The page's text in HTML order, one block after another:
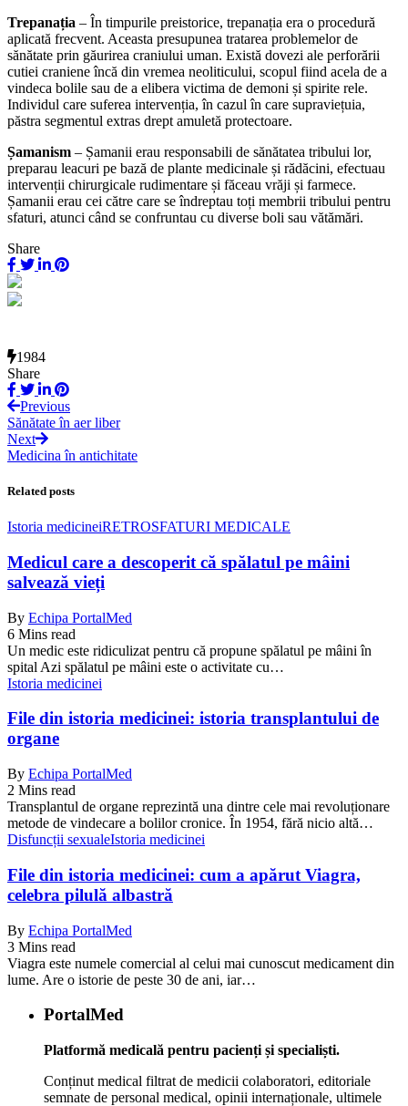
Trepanația – În timpurile preistorice, trepanația era o procedură
aplicată frecvent. Aceasta presupunea tratarea problemelor de
sănătate prin găurirea craniului uman. Există dovezi ale perforării
cutiei craniene încă din vremea neoliticului, scopul fiind acela de a
vindeca bolile sau de a elibera victima de demoni și spirite rele.
Individul care suferea intervenția, în cazul în care supraviețuia,
păstra segmentul extras drept amuletă protectoare.
Șamanism – Șamanii erau responsabili de sănătatea tribului lor,
preparau leacuri pe bază de plante medicinale și rădăcini, efectuau
intervenții chirurgicale rudimentare și făceau vrăji și farmece.
Șamanii erau cei către care se îndreptau toți membrii tribului pentru
sfaturi, atunci când se confruntau cu diverse boli sau vătămări.
Share
1984
Share
Previous
Sănătate în aer liber
Next
Medicina în antichitate
Related posts
Istoria medicineiRETROSFATURI MEDICALE
Medicul care a descoperit că spălatul pe mâini
salvează vieți
By Echipa PortalMed
6 Mins read
Un medic este ridiculizat pentru că propune spălatul pe mâini în
spital Azi spălatul pe mâini este o activitate cu…
Istoria medicinei
File din istoria medicinei: istoria transplantului de
organe
By Echipa PortalMed
2 Mins read
Transplantul de organe reprezintă una dintre cele mai revoluționare
metode de vindecare a bolilor cronice. În 1954, fără nicio altă…
Disfuncții sexualeIstoria medicinei
File din istoria medicinei: cum a apărut Viagra,
celebra pilulă albastră
By Echipa PortalMed
3 Mins read
Viagra este numele comercial al celui mai cunoscut medicament din
lume. Are o istorie de peste 30 de ani, iar…
PortalMed
Platformă medicală pentru pacienți și specialiști.
Conținut medical filtrat de medicii colaboratori, editoriale
semnate de personal medical, opinii internaționale, ultimele